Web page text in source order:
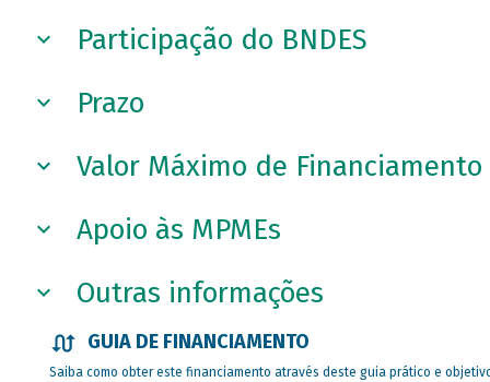
Participação do BNDES
Prazo
Valor Máximo de Financiamento
Apoio às MPMEs
Outras informações
GUIA DE FINANCIAMENTO
Saiba como obter este financiamento através deste guia prático e